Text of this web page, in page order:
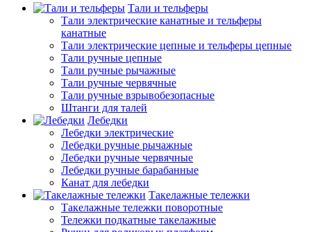
Тали и тельферы
Тали электрические канатные и тельферы
канатные
Тали электрические цепные и тельферы цепные
Тали ручные цепные
Тали ручные рычажные
Тали ручные червячные
Тали ручные взрывобезопасные
Штанги для талей
Лебедки
Лебедки электрические
Лебедки ручные рычажные
Лебедки ручные червячные
Лебедки ручные барабанные
Канат для лебедки
Такелажные тележки
Такелажные тележки поворотные
Тележки подкатные такелажные